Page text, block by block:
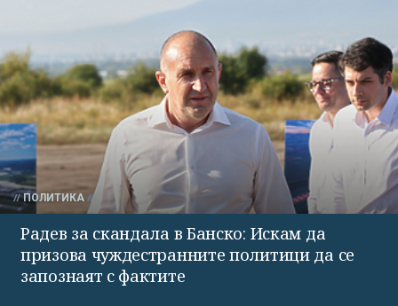
ПОЛИТИКА
Радев за скандала в Банско: Искам да
призова чуждестранните политици да се
запознаят с фактите